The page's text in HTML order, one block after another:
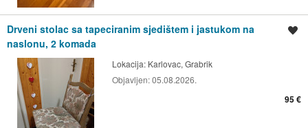
Drveni stolac sa tapeciranim sjedištem i jastukom na
naslonu, 2 komada
Lokacija: Karlovac, Grabrik
Objavljen:05.08.2026.
95 €